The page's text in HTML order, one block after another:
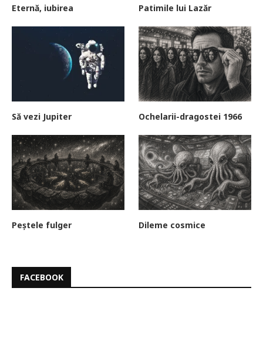
Eternă, iubirea Patimile lui Lazăr
Să vezi Jupiter Ochelarii-dragostei 1966
Peștele fulger Dileme cosmice
FACEBOOK